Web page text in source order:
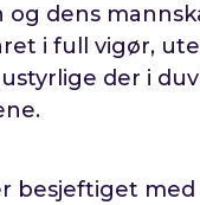
dens
i full vigør,
der i
besjeftiget